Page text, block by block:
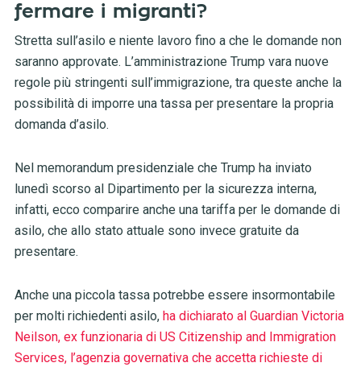
fermare i migranti?
Stretta sull’asilo e niente lavoro fino a che le domande non
saranno approvate. L’amministrazione Trump vara nuove
regole più stringenti sull’immigrazione, tra queste anche la
possibilità di imporre una tassa per presentare la propria
domanda d’asilo.
Nel memorandum presidenziale che Trump ha inviato
lunedì scorso al Dipartimento per la sicurezza interna,
infatti, ecco comparire anche una tariffa per le domande di
asilo, che allo stato attuale sono invece gratuite da
presentare.
Anche una piccola tassa potrebbe essere insormontabile
per molti richiedenti asilo, ha dichiarato al Guardian Victoria
Neilson, ex funzionaria di US Citizenship and Immigration
Services, l’agenzia governativa che accetta richieste di